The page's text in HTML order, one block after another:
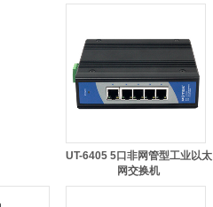
UT-6405 5口非网管型工业以太
网交换机